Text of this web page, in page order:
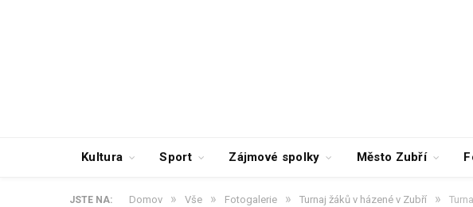
Kultura Sport Zájmové spolky Město Zubří
JSTE NA: Domov » Vše » Fotogalerie » Turnaj žáků v házené v Zubří »